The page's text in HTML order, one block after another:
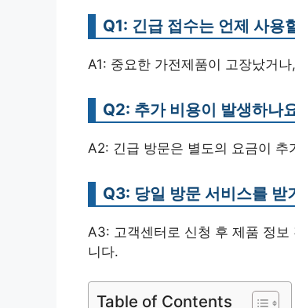
Q1: 긴급 접수는 언제 사용
A1: 중요한 가전제품이 고장났거
Q2: 추가 비용이 발생하나
A2: 긴급 방문은 별도의 요금이
Q3: 당일 방문 서비스를 받
A3: 고객센터로 신청 후 제품 정
니다.
Table of Contents